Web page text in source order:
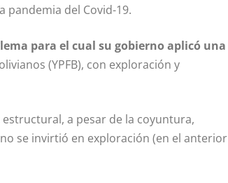
pandemia del Covid-19.
para el cual su gobierno aplicó una
(YPFB), con exploración y
a pesar de la coyuntura,
se invirtió en exploración (en el anterior